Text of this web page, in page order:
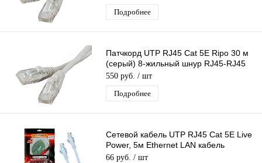
Подробнее
Патчкорд UTP RJ45 Cat 5E Ripo 30 м
(серый) 8-жильный шнур RJ45-RJ45
для соединения сетевых устройств
550 руб. / шт
Подробнее
Сетевой кабель UTP RJ45 Cat 5E Live
Power, 5м Ethernet LAN кабель
патчкорд 8-жильный шнур RJ45-RJ45
66 руб. / шт